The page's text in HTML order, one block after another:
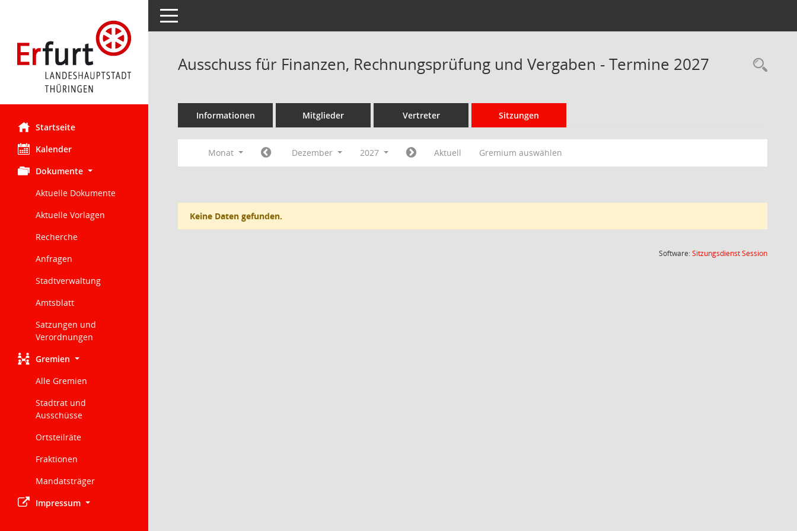
Startseite
Kalender
Dokumente
Aktuelle Dokumente
Aktuelle Vorlagen
Recherche
Anfragen
Stadtverwaltung
Amtsblatt
Satzungen und
Verordnungen
Gremien
Alle Gremien
Stadtrat und
Ausschüsse
Ortsteilräte
Fraktionen
Mandatsträger
Impressum
Toggle navigation
Ausschuss für Finanzen, Rechnungsprüfung und Vergaben - Termine 2027
Informationen Mitglieder Vertreter Sitzungen
Monat Dezember 2027 Aktuell Gremium auswählen
Keine Daten gefunden.
Software:SitzungsdienstSession(Wird in